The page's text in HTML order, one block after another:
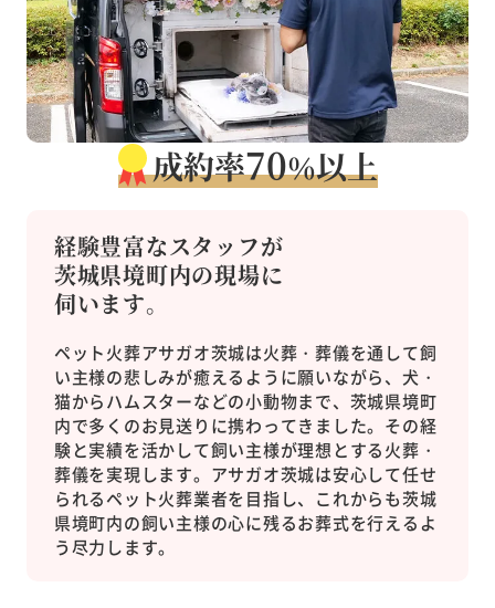
成約率70％以上
経験豊富なスタッフが
茨城県境町内の現場に
伺います。
ペット火葬アサガオ茨城は火葬・葬儀を通して飼
い主様の悲しみが癒えるように願いながら、犬・
猫からハムスターなどの小動物まで、茨城県境町
内で多くのお見送りに携わってきました。その経
験と実績を活かして飼い主様が理想とする火葬・
葬儀を実現します。アサガオ茨城は安心して任せ
られるペット火葬業者を目指し、これからも茨城
県境町内の飼い主様の心に残るお葬式を行えるよ
う尽力します。